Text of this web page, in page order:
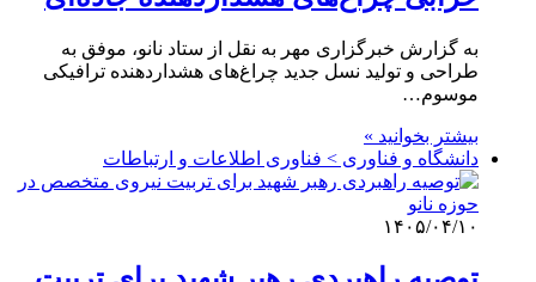
به گزارش خبرگزاری مهر به نقل از ستاد نانو، موفق به
طراحی و تولید نسل جدید چراغ‌های هشداردهنده ترافیکی
موسوم…
بیشتر بخوانید »
دانشگاه و فناوری > فناوری اطلاعات و ارتباطات
۱۴۰۵/۰۴/۱۰